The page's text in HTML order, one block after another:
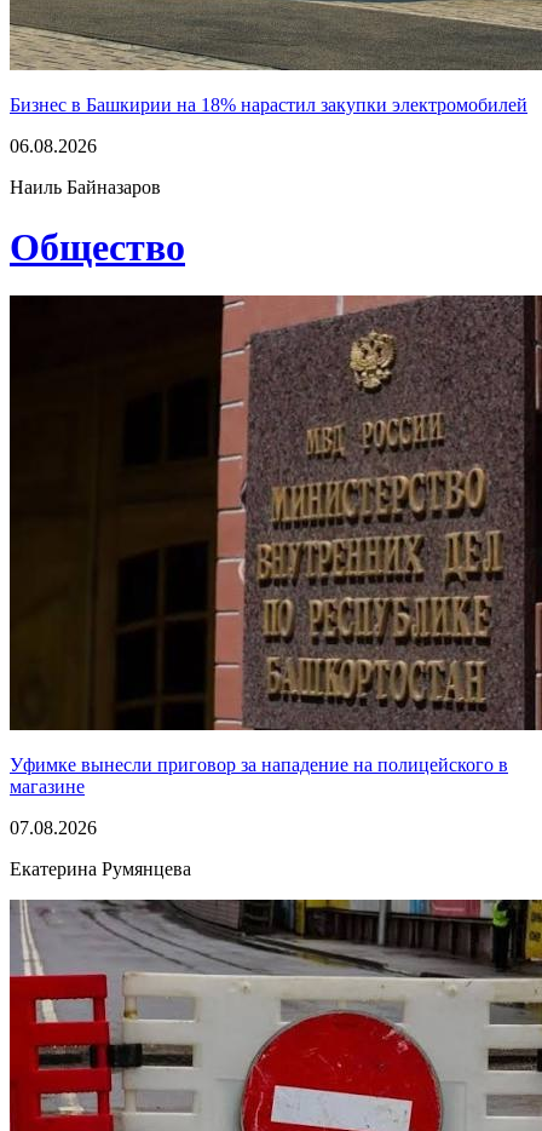
Бизнес в Башкирии на 18% нарастил закупки электромобилей
06.08.2026
Наиль Байназаров
Общество
Уфимке вынесли приговор за нападение на полицейского в
магазине
07.08.2026
Екатерина Румянцева